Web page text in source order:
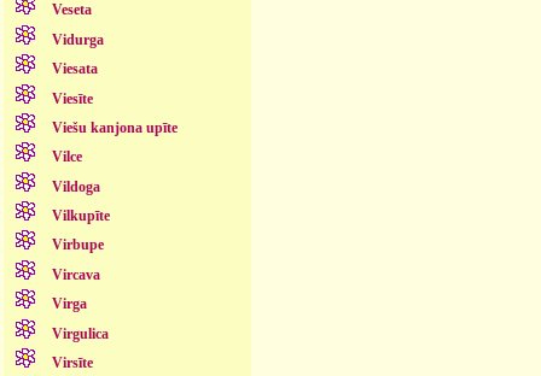
Veseta
Vidurga
Viesata
Viesīte
Viešu kanjona upīte
Vilce
Vildoga
Vilkupīte
Virbupe
Vircava
Virga
Virgulica
Virsīte